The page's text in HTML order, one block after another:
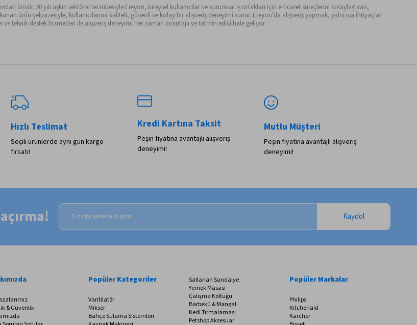
biridir. 20 yılı aşkın sektörel tecrübesiyle Ereyon, bireysel kullanıcılar ve kurumsal iş ortakları için e-ticaret süreçlerini kolaylaştıran,
ürün yelpazesiyle, kullanıcılarına kaliteli, güvenli ve kolay bir alışveriş deneyimi sunar. Ereyon’da alışveriş yapmak, yalnızca ihtiyaçları
teknik destek hizmetleri ile alışveriş deneyimi her zaman avantajlı ve tatmin edici hale geliyor.
Hızlı Teslimat
Seçili ürünlerde aynı gün kargo
fırsatı!
Kredi Kartına Taksit
Peşin fiyatına avantajlı alışveriş
deneyimi!
Mutlu Müşteri
Peşin fiyatına avantajlı alışveriş
deneyimi!
Kaydol
& Güvenlik
Popüler Kategoriler
Vantilatör
Mikser
Bahçe Sulama Sistemleri
Sallanan Sandalye
Yemek Masası
Çalışma Koltuğu
Barbekü & Mangal
Kedi Tırmalaması
Petshop Aksesuar
Popüler Markalar
Philips
Kitchenaid
Karcher